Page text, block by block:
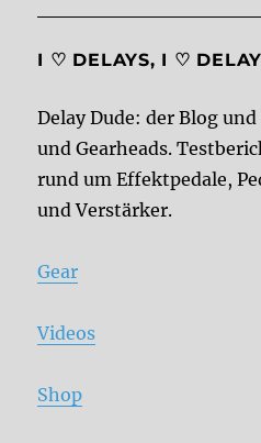
I ♡ DELAYS, I ♡
Delay Dude: der Blog
und Gearheads.
rund um Effektpedale,
und Verstärker.
Gear
Videos
Shop